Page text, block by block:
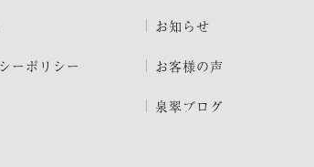
ーポリシー
お知らせ
お客様の声
泉翠ブログ